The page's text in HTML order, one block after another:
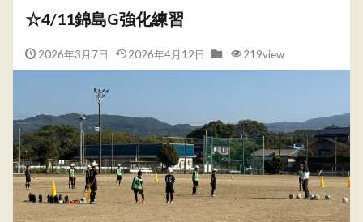
☆4/11錦島G強化練習
2026年3月7日 2026年4月12日 219view